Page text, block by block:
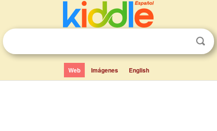
Web Imágenes English